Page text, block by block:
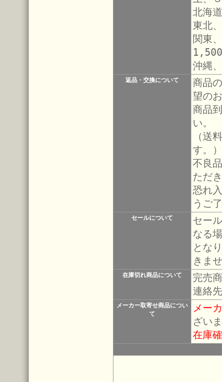
北海
東北
関東
沖縄
返品・交換について
商品
望の
商品
い。
（送
す。）
不良
ただ
恐れ
うご
セールについて
セー
なる
とな
きま
在庫切れ商品について
完売
連絡
メーカー取寄せ商品につい
て
メー
ざい
在庫